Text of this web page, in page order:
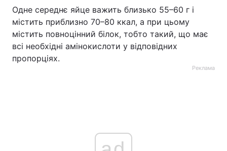
Одне середнє яйце важить близько 55–60 г і
містить приблизно 70–80 ккал, а при цьому
містить повноцінний білок, тобто такий, що має
всі необхідні амінокислоти у відповідних
пропорціях.
Реклама